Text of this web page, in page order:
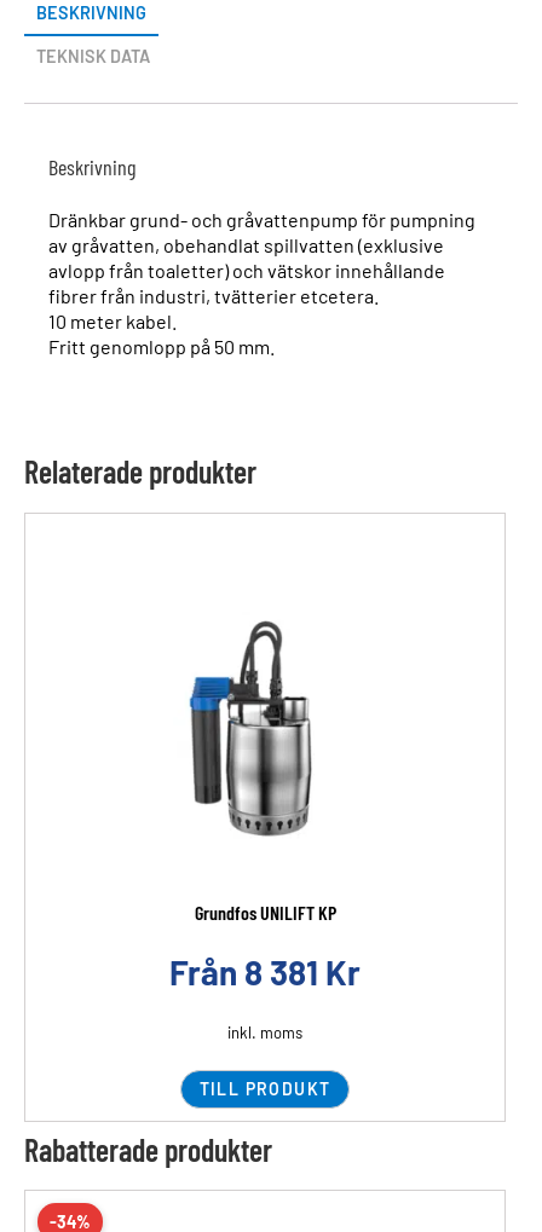
BESKRIVNING
TEKNISK DATA
Beskrivning
Dränkbar grund- och gråvattenpump för pumpning
av gråvatten, obehandlat spillvatten (exklusive
avlopp från toaletter) och vätskor innehållande
fibrer från industri, tvätterier etcetera.
10 meter kabel.
Fritt genomlopp på 50 mm.
Relaterade produkter
Grundfos UNILIFT KP
Från 8 381 Kr
inkl. moms
TILL PRODUKT
Rabatterade produkter
-34%